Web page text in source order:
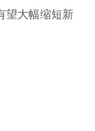
望大幅缩短新